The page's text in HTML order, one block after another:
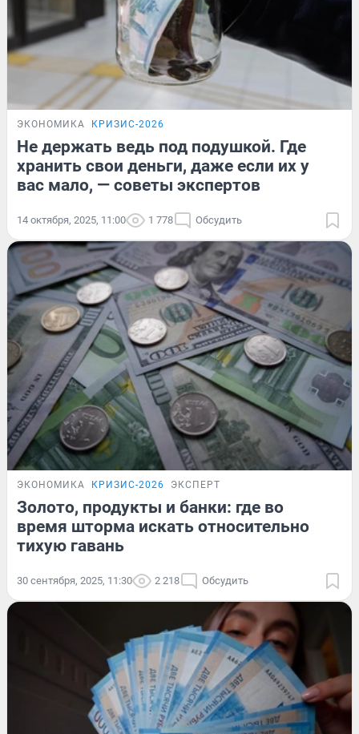
ЭКОНОМИКА КРИЗИС-2026
Не держать ведь под подушкой. Где
хранить свои деньги, даже если их у
вас мало, — советы экспертов
14 октября, 2025, 11:00 1 778 Обсудить
ЭКОНОМИКА КРИЗИС-2026 ЭКСПЕРТ
Золото, продукты и банки: где во
время шторма искать относительно
тихую гавань
30 сентября, 2025, 11:30 2 218 Обсудить